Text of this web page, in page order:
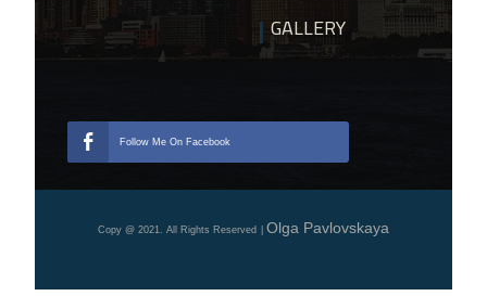
GALLERY
Follow Me On Facebook
Copy @ 2021. All Rights Reserved Olga Pavlovskaya